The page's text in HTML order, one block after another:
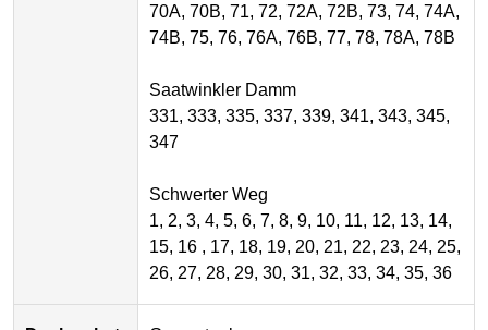
70A, 70B, 71, 72, 72A, 72B, 73, 74, 74A,
74B, 75, 76, 76A, 76B, 77, 78, 78A, 78B
Saatwinkler Damm
331, 333, 335, 337, 339, 341, 343, 345,
347
Schwerter Weg
1, 2, 3, 4, 5, 6, 7, 8, 9, 10, 11, 12, 13, 14,
15, 16 , 17, 18, 19, 20, 21, 22, 23, 24, 25,
26, 27, 28, 29, 30, 31, 32, 33, 34, 35, 36